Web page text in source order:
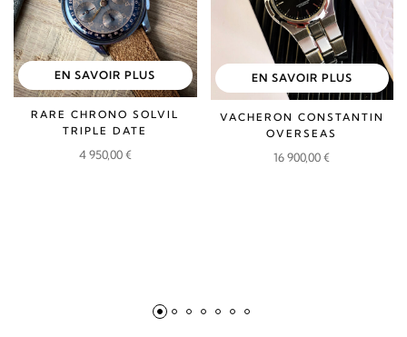
EN SAVOIR PLUS
RARE CHRONO SOLVIL
TRIPLE DATE
4 950,00€
EN SAVOIR PLUS
VACHERON CONSTANTIN
OVERSEAS
16 900,00€